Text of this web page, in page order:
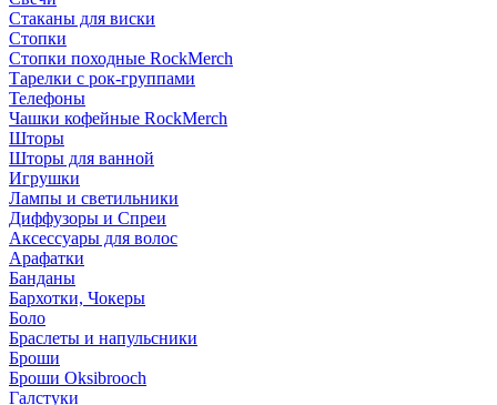
Стаканы для виски
Стопки
Стопки походные RockMerch
Тарелки с рок-группами
Телефоны
Чашки кофейные RockMerch
Шторы
Шторы для ванной
Игрушки
Лампы и светильники
Диффузоры и Спреи
Аксессуары для волос
Арафатки
Банданы
Бархотки, Чокеры
Боло
Браслеты и напульсники
Броши
Броши Oksibrooch
Галстуки